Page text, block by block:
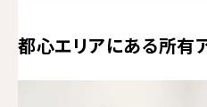
都心エリアにある所有